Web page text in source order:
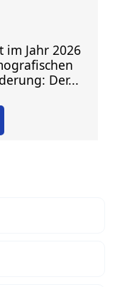
im Jahr 2026
Der...